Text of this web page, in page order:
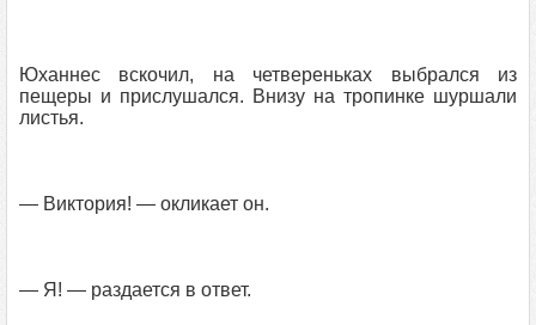
Юханнес вскочил, на четвереньках выбрался из
пещеры и прислушался. Внизу на тропинке шуршали
листья.
— Виктория! — окликает он.
— Я! — раздается в ответ.